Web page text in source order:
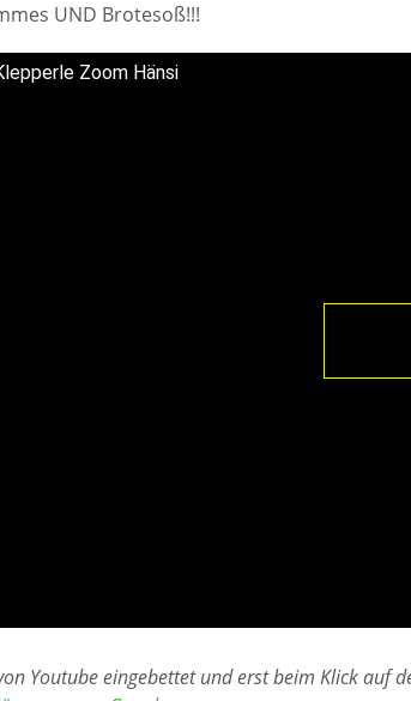
UND Brotesoß!!!
Zoom Hänsi
Youtube eingebettet und erst beim Klick auf